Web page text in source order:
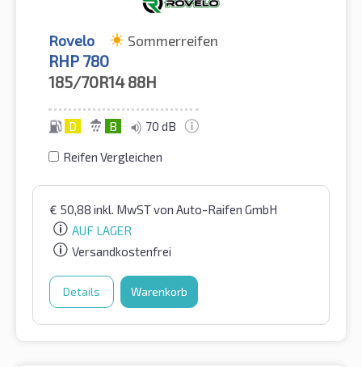
Rovelo Sommerreifen
RHP 780
185/70R14 88H
D B 70 dB
Reifen Vergleichen
€ 50,88 inkl. MwSTvon Auto-Raifen GmbH
AUF LAGER
Versandkostenfrei
Details Warenkorb